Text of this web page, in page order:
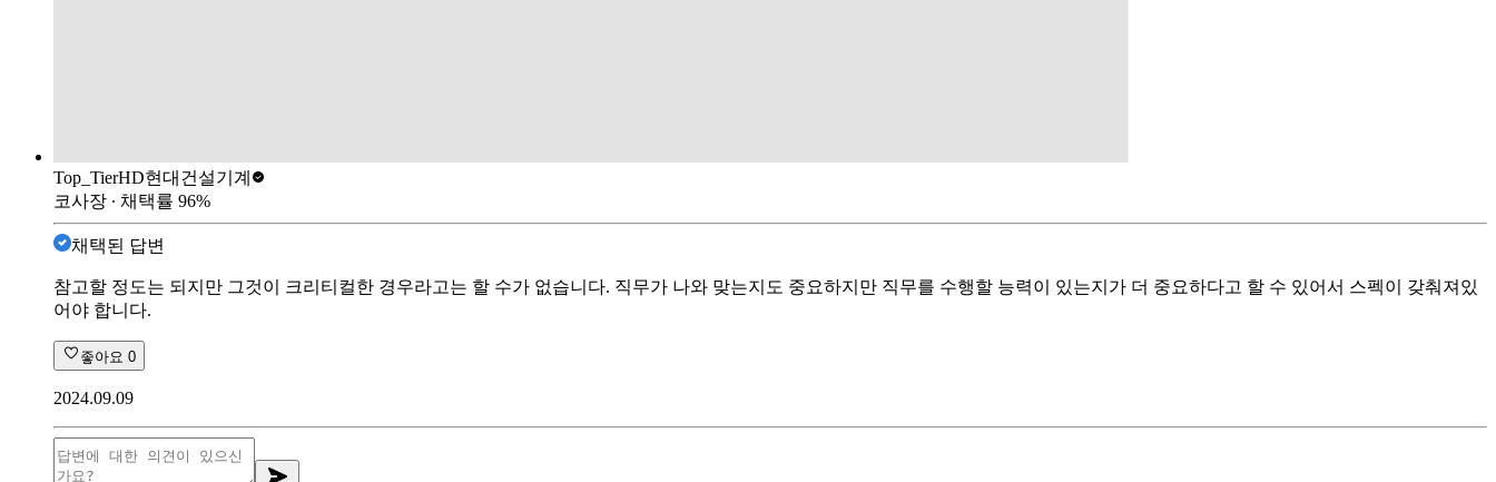
Top_TierHD현대건설기계
코사장 ∙ 채택률 96%
채택된 답변
참고할 정도는 되지만 그것이 크리티컬한 경우라고는 할 수가 없습니다. 직무가 나와 맞는지도 중요하지만 직무를 수행할 능력이 있는지가 더 중요하다고 할 수 있어서 스펙이 갖춰져있
어야 합니다.
좋아요 0
2024.09.09